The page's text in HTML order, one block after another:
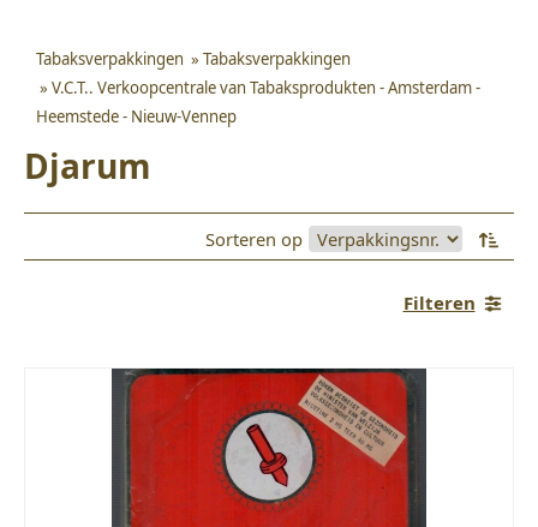
Tabaksverpakkingen » Tabaksverpakkingen
» V.C.T.. Verkoopcentrale van Tabaksprodukten - Amsterdam -
Heemstede - Nieuw-Vennep
Djarum
Sorteren op
Filteren